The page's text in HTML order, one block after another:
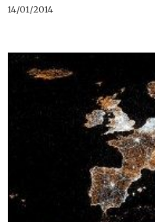
14/01/2014